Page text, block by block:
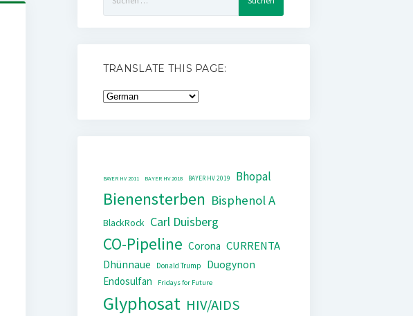
nach:
TRANSLATE THIS PAGE:
BAYER HV 2011 BAYER HV 2018 BAYER HV 2019 Bhopal
Bienensterben Bisphenol A
BlackRock Carl Duisberg
CO-Pipeline Corona CURRENTA
Dhünnaue Donald Trump
Duogynon
Endosulfan
Fridays for Future
Glyphosat HIV/AIDS